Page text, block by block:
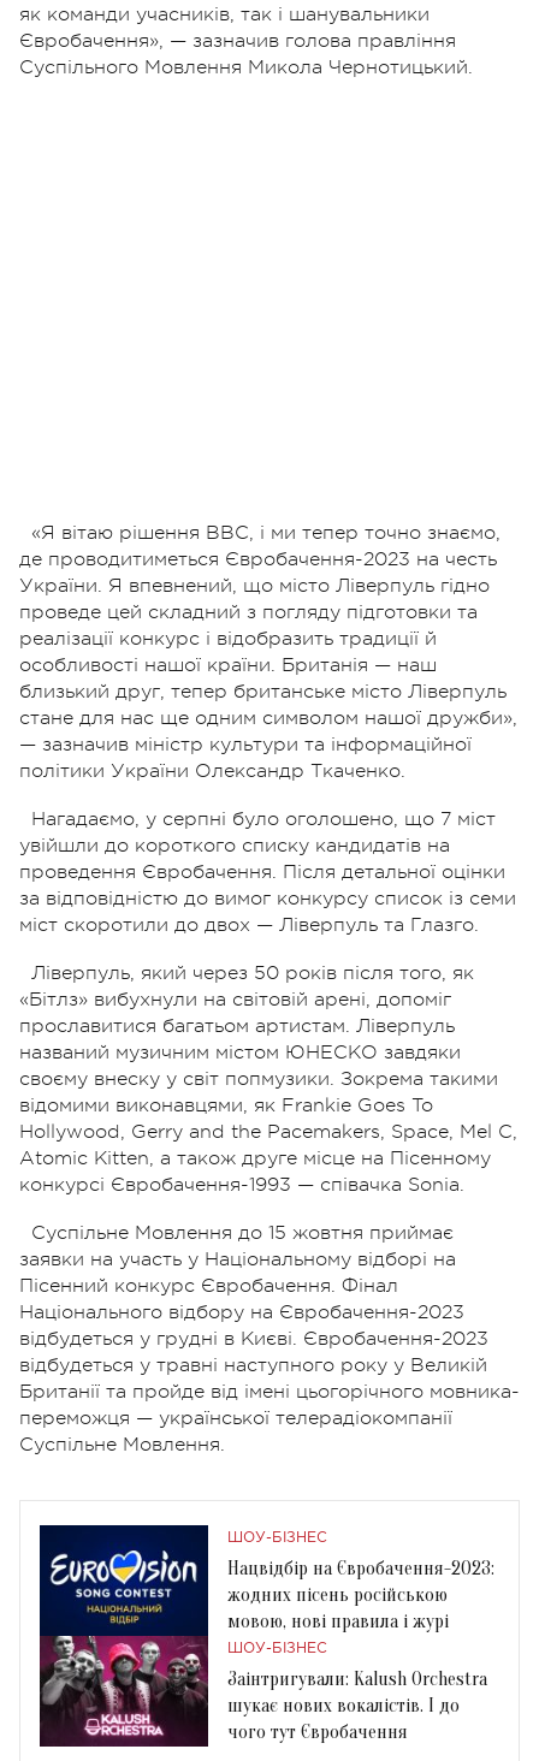
як команди учасників, так і шанувальники
Євробачення», — зазначив голова правління
Суспільного Мовлення Микола Чернотицький.
«Я вітаю рішення BBC, і ми тепер точно знаємо,
де проводитиметься Євробачення-2023 на честь
України. Я впевнений, що місто Ліверпуль гідно
проведе цей складний з погляду підготовки та
реалізації конкурс і відобразить традиції й
особливості нашої країни. Британія — наш
близький друг, тепер британське місто Ліверпуль
стане для нас ще одним символом нашої дружби»,
— зазначив міністр культури та інформаційної
політики України Олександр Ткаченко.
Нагадаємо, у серпні було оголошено, що 7 міст
увійшли до короткого списку кандидатів на
проведення Євробачення. Після детальної оцінки
за відповідністю до вимог конкурсу список із семи
міст скоротили до двох — Ліверпуль та Глазго.
Ліверпуль, який через 50 років після того, як
«Бітлз» вибухнули на світовій арені, допоміг
прославитися багатьом артистам. Ліверпуль
названий музичним містом ЮНЕСКО завдяки
своєму внеску у світ попмузики. Зокрема такими
відомими виконавцями, як Frankie Goes To
Hollywood, Gerry and the Pacemakers, Space, Mel C,
Atomic Kitten, а також друге місце на Пісенному
конкурсі Євробачення-1993 — співачка Sonia.
Суспільне Мовлення до 15 жовтня приймає
заявки на участь у Національному відборі на
Пісенний конкурс Євробачення. Фінал
Національного відбору на Євробачення-2023
відбудеться у грудні в Києві. Євробачення-2023
відбудеться у травні наступного року у Великій
Британії та пройде від імені цьогорічного мовника-
переможця — української телерадіокомпанії
Суспільне Мовлення.
ШОУ-БІЗНЕС
Нацвідбір на Євробачення-2023:
жодних пісень російською
мовою, нові правила і журі
ШОУ-БІЗНЕС
Заінтригували: Kalush Orchestra
шукає нових вокалістів. І до
чого тут Євробачення